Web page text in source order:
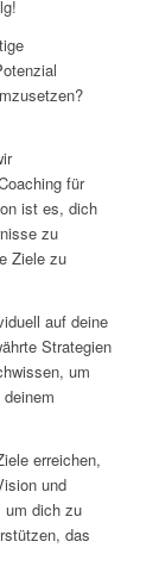
für
ist es, dich
zu
Ziele zu
auf deine
Strategien
um
erreichen,
und
um dich zu
das